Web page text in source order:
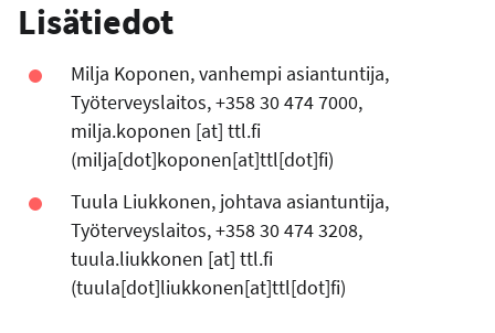
Lisätiedot
Milja Koponen, vanhempi asiantuntija,
Työterveyslaitos, +358 30 474 7000,
milja.koponen [at]ttl.fi
(milja[dot]koponen[at]ttl[dot]fi)
Tuula Liukkonen, johtava asiantuntija,
Työterveyslaitos, +358 30 474 3208,
tuula.liukkonen [at]ttl.fi
(tuula[dot]liukkonen[at]ttl[dot]fi)